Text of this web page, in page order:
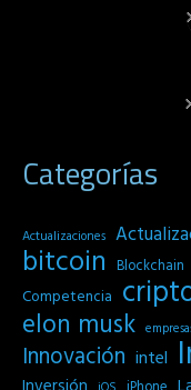
Categorías
Actualizaciones
bitcoin Blockchain
Competencia
elon musk
Innovación intel